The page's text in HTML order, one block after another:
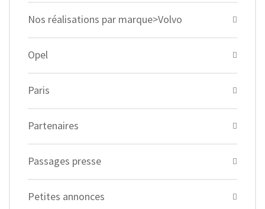
Nos réalisations par marque>Volvo
Opel
Paris
Partenaires
Passages presse
Petites annonces